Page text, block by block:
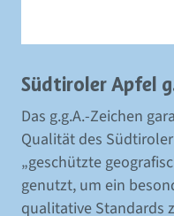
Südtiroler Apfel
Das g.g.A.-Zeichen
Qualität des
„geschützte
genutzt, um ein
qualitative Standards